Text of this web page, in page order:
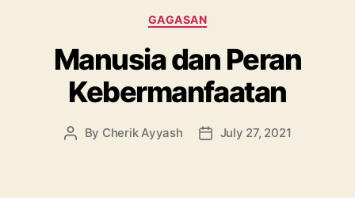
Categories
GAGASAN
Manusia dan Peran
Kebermanfaatan
Post
By Cherik Ayyash
PostJuly 27, 2021